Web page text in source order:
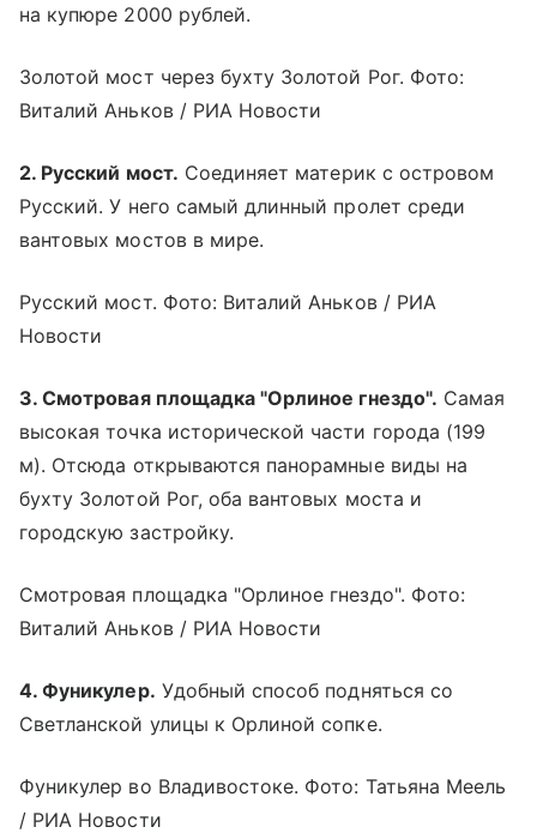
на купюре 2000 рублей.
Золотой мост через бухту Золотой Рог. Фото:
Виталий Аньков / РИА Новости
2. Русский мост. Соединяет материк с островом
Русский. У него самый длинный пролет среди
вантовых мостов в мире.
Русский мост. Фото: Виталий Аньков / РИА
Новости
3. Смотровая площадка "Орлиное гнездо". Самая
высокая точка исторической части города (199
м). Отсюда открываются панорамные виды на
бухту Золотой Рог, оба вантовых моста и
городскую застройку.
Смотровая площадка "Орлиное гнездо". Фото:
Виталий Аньков / РИА Новости
4. Фуникулер. Удобный способ подняться со
Светланской улицы к Орлиной сопке.
Фуникулер во Владивостоке. Фото: Татьяна Меель
/ РИА Новости